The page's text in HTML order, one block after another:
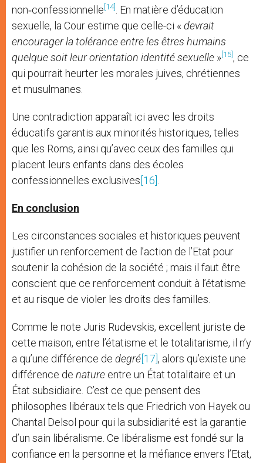
non‑confessionnelle[14]
. En matière d’éducation
sexuelle, la Cour estime que celle-ci « devrait
encourager la tolérance entre les êtres humains
quelque soit leur orientation identité sexuelle »[15], ce
qui pourrait heurter les morales juives, chrétiennes
et musulmanes.
Une contradiction apparaît ici avec les droits
éducatifs garantis aux minorités historiques, telles
que les Roms, ainsi qu’avec ceux des familles qui
placent leurs enfants dans des écoles
confessionnelles exclusives [16]
En conclusion
Les circonstances sociales et historiques peuvent
justifier un renforcement de l’action de l’Etat pour
soutenir la cohésion de la société ; mais il faut être
conscient que ce renforcement conduit à l’étatisme
et au risque de violer les droits des familles.
Comme le note Juris Rudevskis, excellent juriste de
cette maison, entre l’étatisme et le totalitarisme, il n’y
a qu’une différence de degré [17] , alors qu’existe une
différence de nature entre un État totalitaire et un
État subsidiaire C’est ce que pensent des
philosophes libéraux tels que Friedrich von Hayek ou
Chantal Delsol pour qui la subsidiarité est la garantie
d’un sain libéralisme. Ce libéralisme est fondé sur la
confiance en la personne et la méfiance envers l’Etat,